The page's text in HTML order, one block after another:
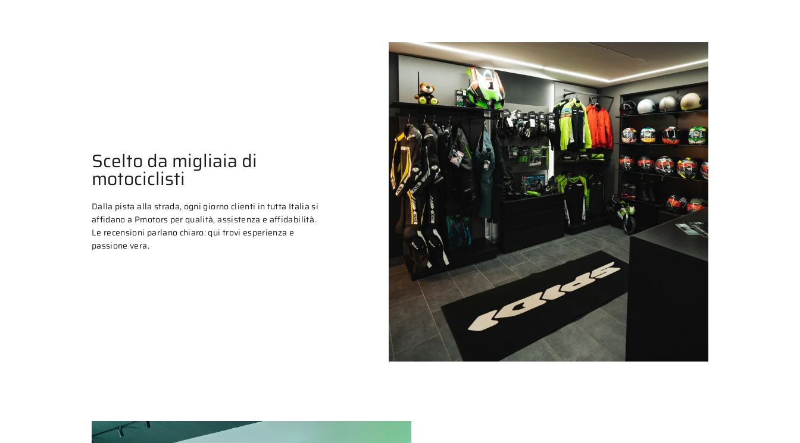
Scelto da migliaia di
motociclisti
Dalla pista alla strada, ogni giorno clienti in tutta Italia si
affidano a Pmotors per qualità, assistenza e affidabilità.
Le recensioni parlano chiaro: qui trovi esperienza e
passione vera.